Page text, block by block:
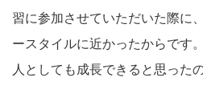
習に参加させていただいた際に
ースタイルに近かったからです
人としても成長できると思った